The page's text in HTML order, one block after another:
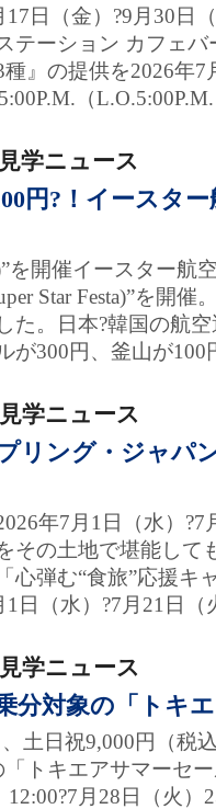
17日（金）?9月30日
テーション カフェ
』の提供を2026年
（
学ニュース
円?！イースタ
を開催イースター
Star Festa)”を開
た。日本?韓国の航
が300円、釜山が
学ニュース
リング・ジャパ
年7月1日（水）
その土地で堪能して
心弾む“食旅”応援キ
1日（水）?7月21日
学ニュース
分対象の「トキ
土日祝9,000円（税
トキエアサマーセ
12:00?7月28日（火